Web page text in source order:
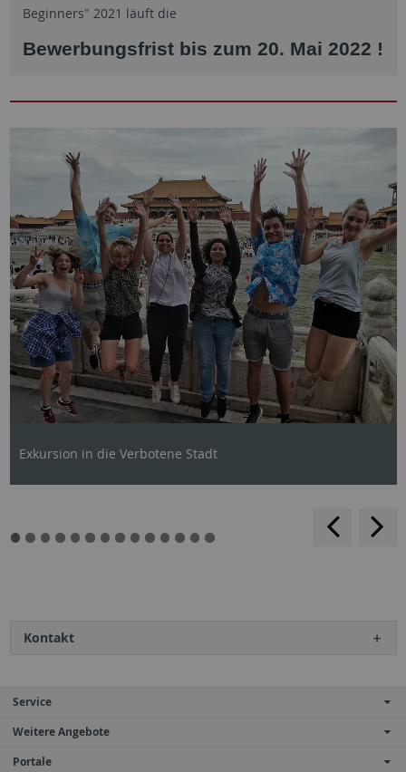
Beginners" 2021 läuft die
Bewerbungsfrist bis zum 20. Mai 2022 !
Exkursion in die Verbotene Stadt
Kontakt
Service
Weitere Angebote
Portale